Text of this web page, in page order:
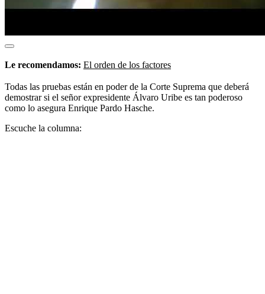
Le recomendamos: El orden de los factores
Todas las pruebas están en poder de la Corte Suprema que deberá
demostrar si el señor expresidente Álvaro Uribe es tan poderoso
como lo asegura Enrique Pardo Hasche.
Escuche la columna: